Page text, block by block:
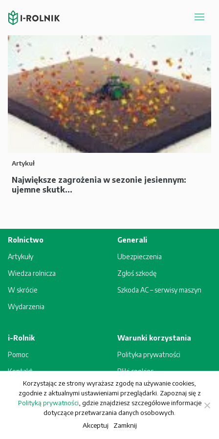
Artykuł
Największe zagrożenia w sezonie jesiennym:
ujemne skutk...
Rolnictwo
Artykuły
Wiedza rolnicza
W skrócie
Wydarzenia
Generali
Ubezpieczenia
Zgłoś szkodę
Szkoda AC – serwisy maszyn
i-Rolnik
Pomoc
Kontakt
Rejestracja - korzyści
Warunki korzystania
Polityka prywatności
Pliki cookies
Regulamin
© Generali Towarzystwo Ubezpieczeń S.A. Wszelkie prawa zastrzeżone.
Korzystając ze strony wyrażasz zgodę na używanie cookies,
zgodnie z aktualnymi ustawieniami przeglądarki. Zapoznaj się z
Polityką prywatności , gdzie znajdziesz szczegółowe informacje
dotyczące przetwarzania danych osobowych.
Akceptuj Zamknij